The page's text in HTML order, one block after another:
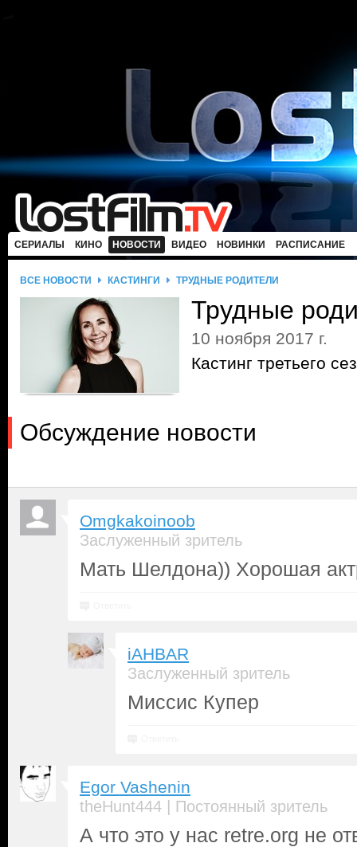
СЕРИАЛЫ КИНО НОВОСТИ ВИДЕО НОВИНКИ РАСПИСАНИЕ
ВСЕ НОВОСТИ КАСТИНГИ ТРУДНЫЕ РОДИТЕЛИ
Трудные
10 ноября 2017 г.
Кастинг третьего
Обсуждение новости
Omgkakoinoob
Заслуженный зритель
Мать Шелдона)) Хорошая
iAHBAR
Заслуженный зритель
Миссис Купер
Egor Vashenin
theHunt444 | Постоянный зритель
А что это у нас retre.org не